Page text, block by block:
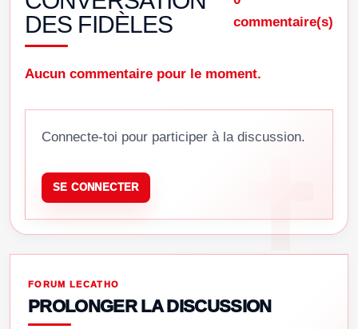
DES FIDÈLES
commentaire(s)
Aucun commentaire pour le moment.
Connecte-toi pour participer à la discussion.
SE CONNECTER
FORUM LECATHO
PROLONGER LA DISCUSSION